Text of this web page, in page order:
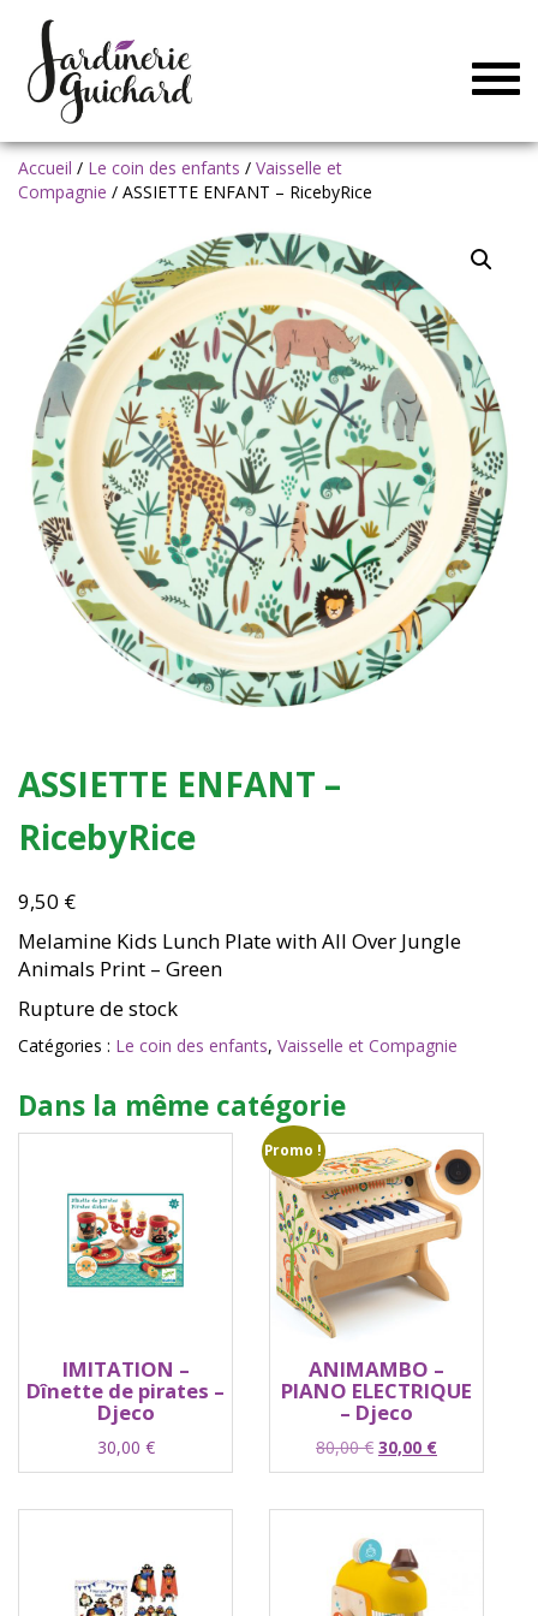
Accueil / Le coin des enfants / Vaisselle et
Compagnie / ASSIETTE ENFANT – RicebyRice
ASSIETTE ENFANT –
RicebyRice
9,50 €
Melamine Kids Lunch Plate with All Over Jungle
Animals Print – Green
Rupture de stock
Catégories : Le coin des enfants, Vaisselle et Compagnie
Dans la même catégorie
IMITATION –
Dînette de pirates –
Djeco
30,00 €
Promo !
ANIMAMBO –
PIANO ELECTRIQUE
– Djeco
80,00€ Le
prix
était :
80,00 €.
30,00 €Le
prix
est :